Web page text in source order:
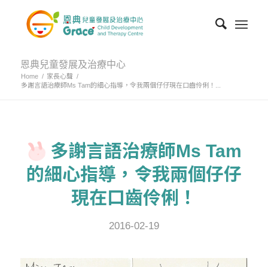
恩典兒童發展及治療中心
Home / 家長心聲 /
多謝言語治療師Ms Tam的細心指導，令我兩個仔仔現在口齒伶俐！...
多謝言語治療師Ms Tam
的細心指導，令我兩個仔仔
現在口齒伶俐！
2016-02-19